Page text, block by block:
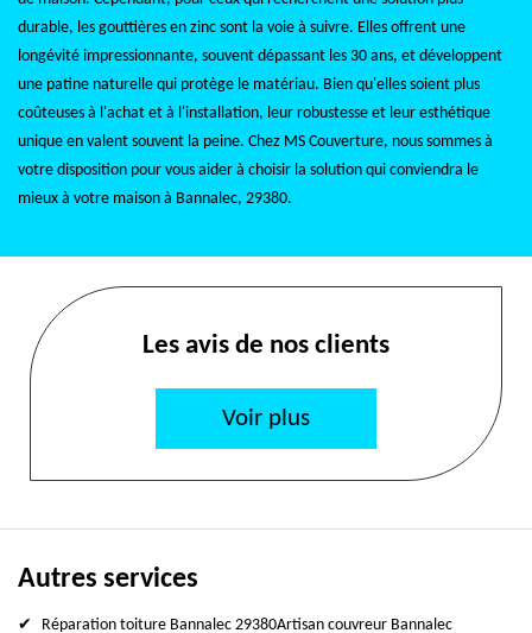
durable, les gouttières en zinc sont la voie à suivre. Elles offrent une
longévité impressionnante, souvent dépassant les 30 ans, et développent
une patine naturelle qui protège le matériau. Bien qu'elles soient plus
coûteuses à l'achat et à l'installation, leur robustesse et leur esthétique
unique en valent souvent la peine. Chez MS Couverture, nous sommes à
votre disposition pour vous aider à choisir la solution qui conviendra le
mieux à votre maison à Bannalec, 29380.
Les avis de nos clients
Voir plus
Autres services
Réparation toiture Bannalec 29380Artisan couvreur Bannalec